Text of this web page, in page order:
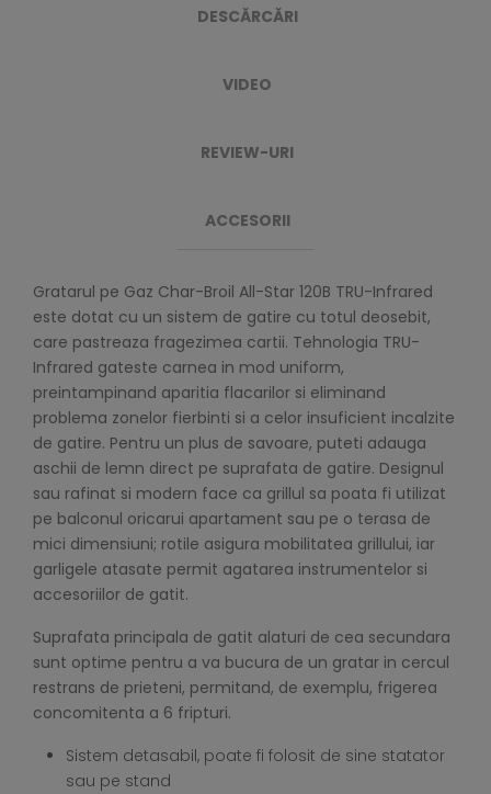
DESCĂRCĂRI
VIDEO
REVIEW-URI
ACCESORII
Gratarul pe Gaz Char-Broil All-Star 120B TRU-Infrared
este dotat cu un sistem de gatire cu totul deosebit,
care pastreaza fragezimea cartii. Tehnologia TRU-
Infrared gateste carnea in mod uniform,
preintampinand aparitia flacarilor si eliminand
problema zonelor fierbinti si a celor insuficient incalzite
de gatire. Pentru un plus de savoare, puteti adauga
aschii de lemn direct pe suprafata de gatire. Designul
sau rafinat si modern face ca grillul sa poata fi utilizat
pe balconul oricarui apartament sau pe o terasa de
mici dimensiuni; rotile asigura mobilitatea grillului, iar
garligele atasate permit agatarea instrumentelor si
accesoriilor de gatit.
Suprafata principala de gatit alaturi de cea secundara
sunt optime pentru a va bucura de un gratar in cercul
restrans de prieteni, permitand, de exemplu, frigerea
concomitenta a 6 fripturi.
Sistem detasabil, poate fi folosit de sine statator
sau pe stand